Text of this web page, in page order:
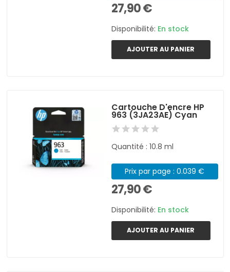
27,90 €
Disponibilité: En stock
AJOUTER AU PANIER
Cartouche D'encre HP
963 (3JA23AE) Cyan
Quantité : 10.8 ml
Prix par page : 0.039 €
27,90 €
Disponibilité: En stock
AJOUTER AU PANIER